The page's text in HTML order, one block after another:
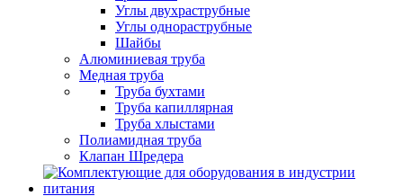
Углы двухраструбные
Углы однораструбные
Шайбы
Алюминиевая труба
Медная труба
Труба бухтами
Труба капиллярная
Труба хлыстами
Полиамидная труба
Клапан Шредера